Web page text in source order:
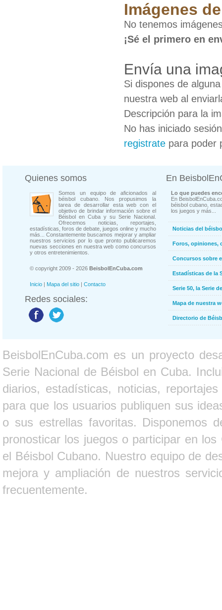
Imágenes
No tenemos
¡Sé el primero en
Envía una
Si dispones de
nuestra web al
Descripción para la
No has iniciado
registrate para poder
Quienes somos
Somos un equipo de aficionados al
béisbol cubano. Nos propusimos la
tarea de desarrollar esta web con el
objetivo de brindar información sobre el
Béisbol en Cuba y su Serie Nacional.
Ofrecemos noticias, reportajes,
estadísticas, foros de debate, juegos online y mucho
más... Constantemente buscamos mejorar y ampliar
nuestros servicios por lo que pronto publicaremos
nuevas secciones en nuestra web como concursos
y otros entretenimientos.
© copyright 2009 - 2026 BeisbolEnCuba.com
Inicio | Mapa del sitio | Contacto
Redes sociales:
En
Lo que puedes
En
béisbol cubano,
los juegos y más...
Noticias del
Foros, opiniones,
Concursos sobre
Estadísticas de la
Serie 50, la Serie
Mapa de nuestra
Directorio de
BeisbolEnCuba.com es un proyecto
Serie Nacional de Béisbol en Cuba.
diarios, estadísticas, noticias,
para que los usuarios publiquen sus
o sus estrellas favoritas. Disponemos
pronosticar los juegos o participar en
el Béisbol Cubano. Nuestro equipo de
mejora y ampliación de nuestros
frecuentemente.